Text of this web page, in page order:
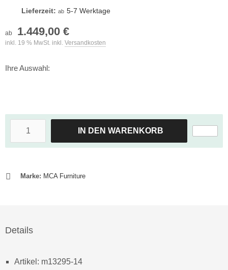
Lieferzeit: ab 5-7 Werktage
ab 1.449,00 €
inkl. 19 % MwSt. inkl. Versandkosten
Ihre Auswahl:
IN DEN WARENKORB
Marke: MCA Furniture
Details
Artikel: m13295-14